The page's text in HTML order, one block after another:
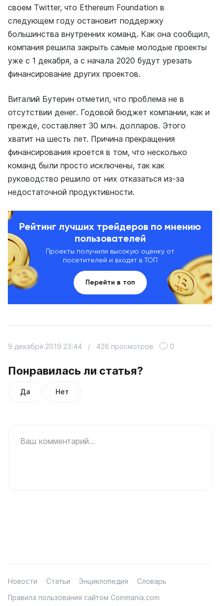
своем Twitter, что Ethereum Foundation в
следующем году остановит поддержку
большинства внутренних команд. Как она сообщил,
компания решила закрыть самые молодые проекты
уже с 1 декабря, а с начала 2020 будут урезать
финансирование других проектов.
Виталий Бутерин отметил, что проблема не в
отсутствии денег. Годовой бюджет компании, как и
прежде, составляет 30 млн. долларов. Этого
хватит на шесть лет. Причина прекращения
финансирования кроется в том, что несколько
команд были просто исключены, так как
руководство решило от них отказаться из-за
недостаточной продуктивности.
Рейтинг лучших трейдеров по мнению
пользователей
Проекты получили высокую оценку от
посетителей и входят в ТОП
Перейти в топ
Понравилась ли статья?
Да Нет
9 декабря 2019 23:44 / 426 просмотров 0
Ваш комментарий...
Новости Статьи Энциклопедия
Словарь
Правила пользования сайтом Coinmania.com